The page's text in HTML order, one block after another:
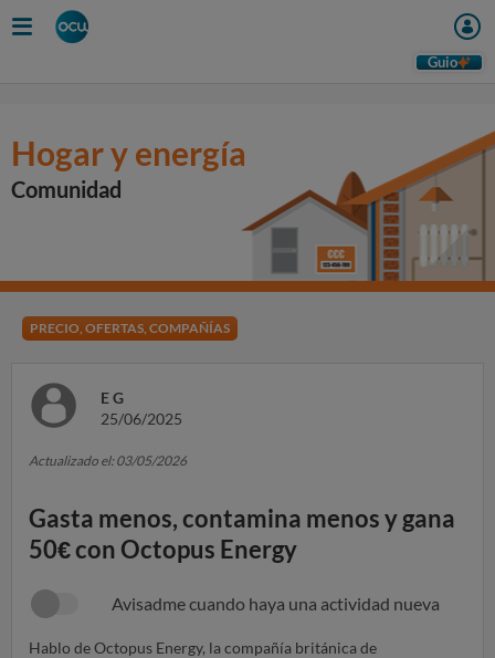
Guio
Hogar y energía
Comunidad
PRECIO, OFERTAS, COMPAÑÍAS
E G
25/06/2025
Actualizado el: 03/05/2026
Gasta menos, contamina menos y gana
50€ con Octopus Energy
Avisadme cuando haya una actividad nueva
Hablo de Octopus Energy, la compañía británica de